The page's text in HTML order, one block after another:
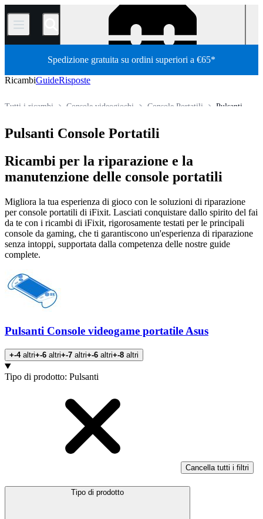
/
Spedizione gratuita su ordini superiori a €65*
RicambiGuideRisposte
Pulsanti
Console Portatili
Console videogiochi
Tutti i ricambi
Pulsanti Console Portatili
Ricambi per la riparazione e la
manutenzione delle console portatili
Migliora la tua esperienza di gioco con le soluzioni di riparazione
per console portatili di iFixit. Lasciati conquistare dallo spirito del fai
da te con i ricambi di iFixit, rigorosamente testati per le principali
console da gaming, che ti garantiscono un'esperienza di riparazione
senza intoppi, supportata dalla competenza delle nostre guide
complete.
Pulsanti Console videogame portatile Asus
+-4altri+-6 altri+-7 altri+-6 altri+-8 altri
Prodotti
Tipo di prodotto: Pulsanti
Cancella tutti i filtri
Tipo di prodotto